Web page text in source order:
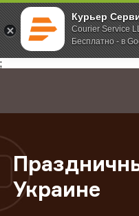
Курьер
Courier Service
Бесплатно - в
;
Главная О компании
Украине